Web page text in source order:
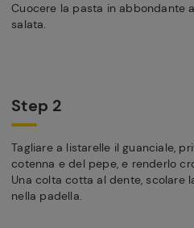
Cuocere la pasta in abbondante
salata.
Step 2
Tagliare a listarelle il guanciale,
cotenna e del pepe, e renderlo
Una colta cotta al dente, scolare
nella padella.